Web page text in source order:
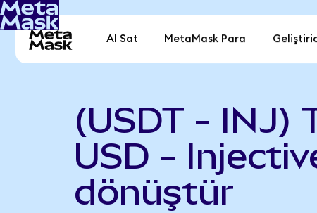
Al Sat MetaMask Para
(USDT - INJ)
USD -
dönüştür